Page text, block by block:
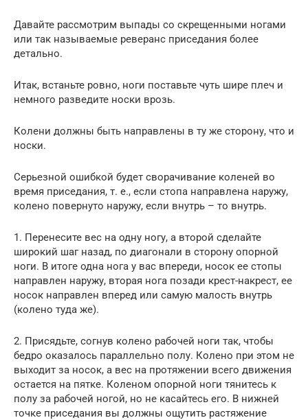
Давайте рассмотрим выпады со скрещенными ногами
или так называемые реверанс приседания более
детально.
Итак, встаньте ровно, ноги поставьте чуть шире плеч и
немного разведите носки врозь.
Колени должны быть направлены в ту же сторону, что и
носки.
Серьезной ошибкой будет сворачивание коленей во
время приседания, т. е., если стопа направлена наружу,
колено повернуто наружу, если внутрь – то внутрь.
1. Перенесите вес на одну ногу, а второй сделайте
широкий шаг назад, по диагонали в сторону опорной
ноги. В итоге одна нога у вас впереди, носок ее стопы
направлен наружу, вторая нога позади крест-накрест, ее
носок направлен вперед или самую малость внутрь
(колено туда же).
2. Присядьте, согнув колено рабочей ноги так, чтобы
бедро оказалось параллельно полу. Колено при этом не
выходит за носок, а вес на протяжении всего движения
остается на пятке. Коленом опорной ноги тянитесь к
полу за рабочей ногой, но не касайтесь его. В нижней
точке приседания вы должны ощутить растяжение